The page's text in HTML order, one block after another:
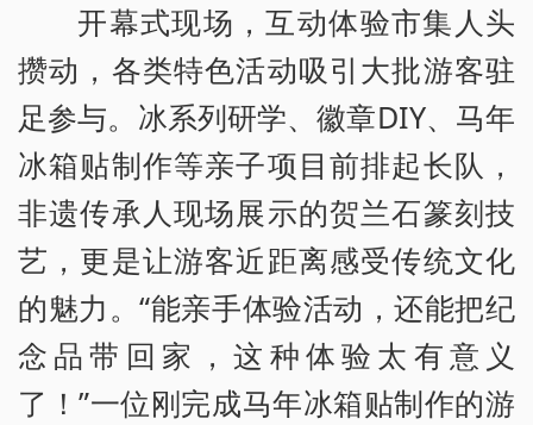
开幕式现场，互动体验市集人头
攒动，各类特色活动吸引大批游客驻
足参与。冰系列研学、徽章DIY、马年
冰箱贴制作等亲子项目前排起长队，
非遗传承人现场展示的贺兰石篆刻技
艺，更是让游客近距离感受传统文化
的魅力。“能亲手体验活动，还能把纪
念品带回家，这种体验太有意义
了！”一位刚完成马年冰箱贴制作的游